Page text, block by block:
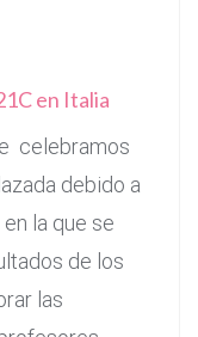
en Italia
celebramos
debido a
la que se
de los
las